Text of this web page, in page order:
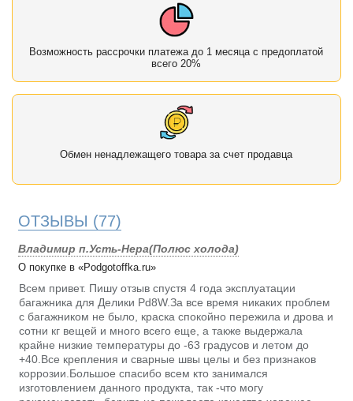
Возможность рассрочки платежа до 1 месяца с предоплатой
всего 20%
Обмен ненадлежащего товара за счет продавца
ОТЗЫВЫ (77)
Владимир п.Усть-Нера(Полюс холода)
О покупке в «Podgotoffka.ru»
Всем привет. Пишу отзыв спустя 4 года эксплуатации
багажника для Делики Pd8W.За все время никаких проблем
с багажником не было, краска спокойно пережила и дрова и
сотни кг вещей и много всего еще, а также выдержала
крайне низкие температуры до -63 градусов и летом до
+40.Все крепления и сварные швы целы и без признаков
коррозии.Большое спасибо всем кто занимался
изготовлением данного продукта, так -что могу